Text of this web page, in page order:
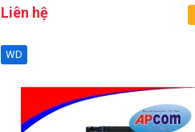
Liên hệ
WD